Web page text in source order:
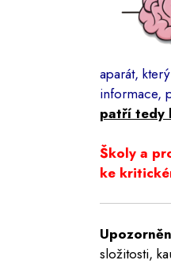
aparát,
informace,
patří tedy
Školy a
ke
složitosti,